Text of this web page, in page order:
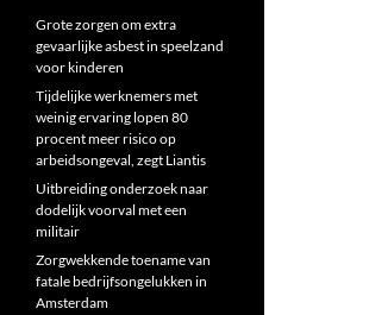
Grote zorgen om extra
gevaarlijke asbest in speelzand
voor kinderen
Tijdelijke werknemers met
weinig ervaring lopen 80
procent meer risico op
arbeidsongeval, zegt Liantis
Uitbreiding onderzoek naar
dodelijk voorval met een
militair
Zorgwekkende toename van
fatale bedrijfsongelukken in
Amsterdam